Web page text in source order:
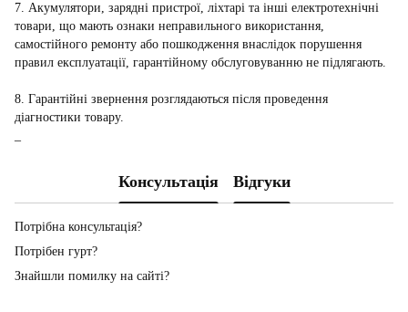
7. Акумулятори, зарядні пристрої, ліхтарі та інші електротехнічні
товари, що мають ознаки неправильного використання,
самостійного ремонту або пошкодження внаслідок порушення
правил експлуатації, гарантійному обслуговуванню не підлягають.
8. Гарантійні звернення розглядаються після проведення
діагностики товару.
Консультація Відгуки
Потрібна консультація?
Потрібен гурт?
Знайшли помилку на сайті?